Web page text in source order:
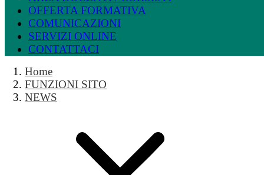
OFFERTA FORMATIVA
COMUNICAZIONI
SERVIZI ONLINE
CONTATTACI
Home
FUNZIONI SITO
NEWS